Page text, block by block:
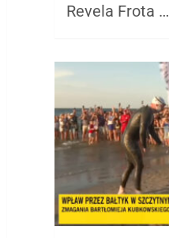
Revela Frota …